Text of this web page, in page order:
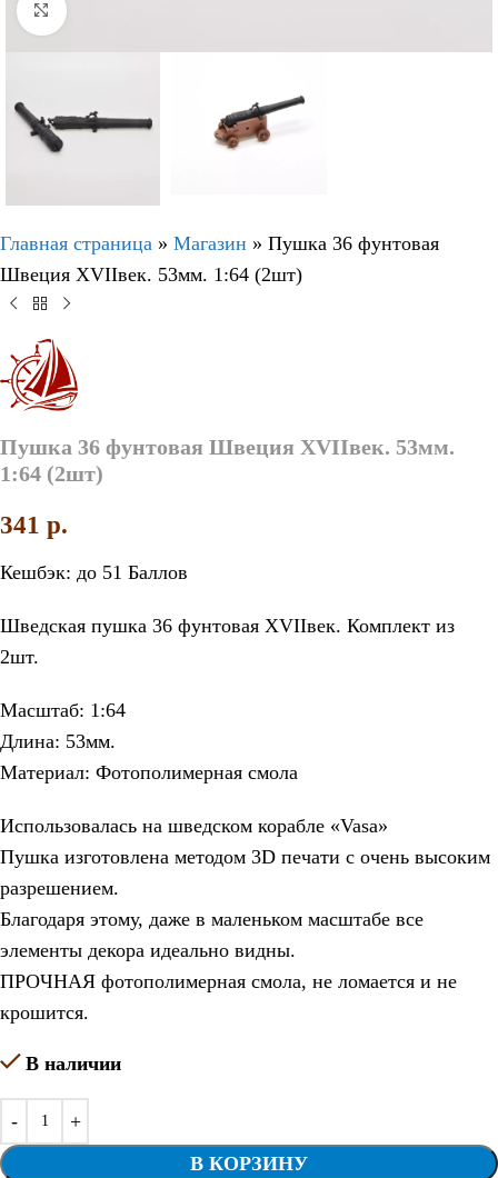
Нажмите, чтобы увеличить
Главная страница » Магазин » Пушка 36 фунтовая
Швеция XVIIвек. 53мм. 1:64 (2шт)
Пушка 36 фунтовая Швеция XVIIвек. 53мм.
1:64 (2шт)
341 p.
Кешбэк: до 51 Баллов
Шведская пушка 36 фунтовая XVIIвек. Комплект из
2шт.
Масштаб: 1:64
Длина: 53мм.
Материал: Фотополимерная смола
Использовалась на шведском корабле «Vasa»
Пушка изготовлена методом 3D печати с очень высоким
разрешением.
Благодаря этому, даже в маленьком масштабе все
элементы декора идеально видны.
ПРОЧНАЯ фотополимерная смола, не ломается и не
крошится.
В наличии
В КОРЗИНУ